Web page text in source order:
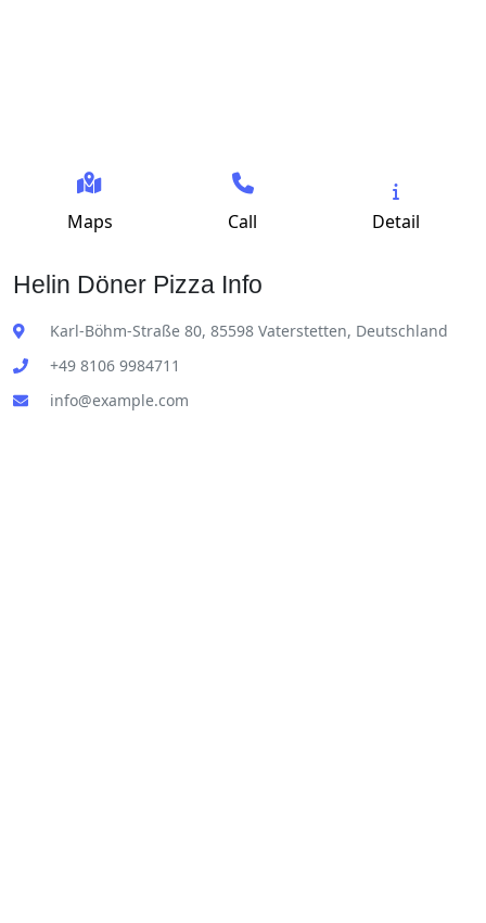
Maps Call Detail
Helin Döner Pizza Info
Karl-Böhm-Straße 80, 85598 Vaterstetten, Deutschland
+49 8106 9984711
info@example.com